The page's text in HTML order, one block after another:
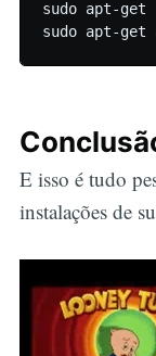
sudo apt-get
E isso é tudo
instalações de